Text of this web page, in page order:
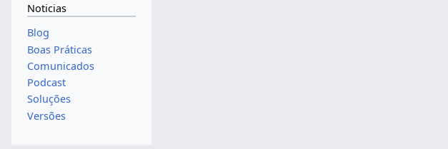
Noticias
Blog
Boas Práticas
Comunicados
Podcast
Soluções
Versões